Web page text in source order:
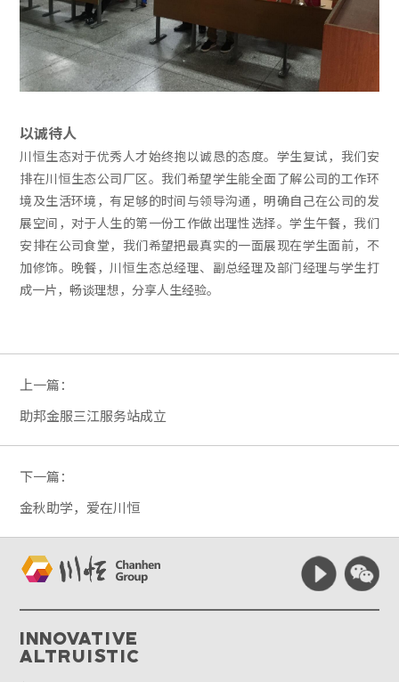
以诚待人
川恒生态对于优秀人才始终抱以诚恳的态度。学生复试，我们安
排在川恒生态公司厂区。我们希望学生能全面了解公司的工作环
境及生活环境，有足够的时间与领导沟通，明确自己在公司的发
展空间，对于人生的第一份工作做出理性选择。学生午餐，我们
安排在公司食堂，我们希望把最真实的一面展现在学生面前，不
加修饰。晚餐，川恒生态总经理、副总经理及部门经理与学生打
成一片，畅谈理想，分享人生经验。
上一篇：
助邦金服三江服务站成立
下一篇：
金秋助学，爱在川恒
Innovative
Altruistic